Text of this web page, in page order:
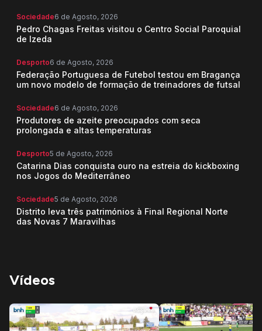
Sociedade6 de Agosto, 2026
Pedro Chagas Freitas visitou o Centro Social Paroquial
de Izeda
Desporto6 de Agosto, 2026
Federação Portuguesa de Futebol testou em Bragança
um novo modelo de formação de treinadores de futsal
Sociedade6 de Agosto, 2026
Produtores de azeite preocupados com seca
prolongada e altas temperaturas
Desporto5 de Agosto, 2026
Catarina Dias conquista ouro na estreia do kickboxing
nos Jogos do Mediterrâneo
Sociedade5 de Agosto, 2026
Distrito leva três patrimónios à Final Regional Norte
das Novas 7 Maravilhas
Vídeos